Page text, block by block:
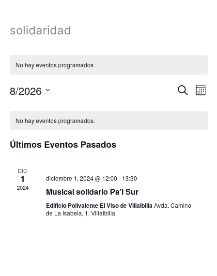
solidaridad
No hay eventos programados.
Navegación
BuscarMes
8/2026
fecha.
deNo hay eventos programados.
Últimos Eventos Pasados
DIC
1
2024
diciembre 1, 2024 @ 12:00 - 13:30
Musical solidario Pa’l Sur
Edificio Polivalente El Viso de VillalbillaAvda. Camino
de La Isabela, 1, Villalbilla